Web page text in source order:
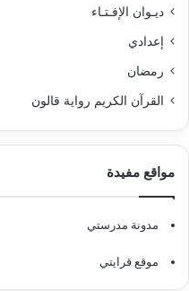
ديـوان الإفـتـاء
إعدادي
رمضان
القرآن الكريم رواية قالون
مواقع مفيدة
مدونة مدرستي
موقع قرايتي